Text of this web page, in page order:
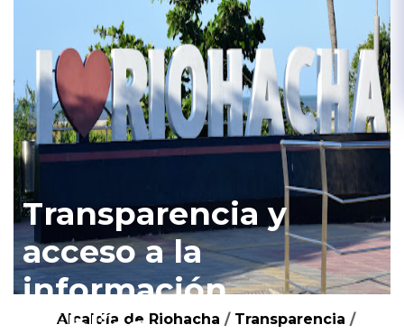
Transparencia y
acceso a la
información
Alcaldía de Riohacha / Transparencia /